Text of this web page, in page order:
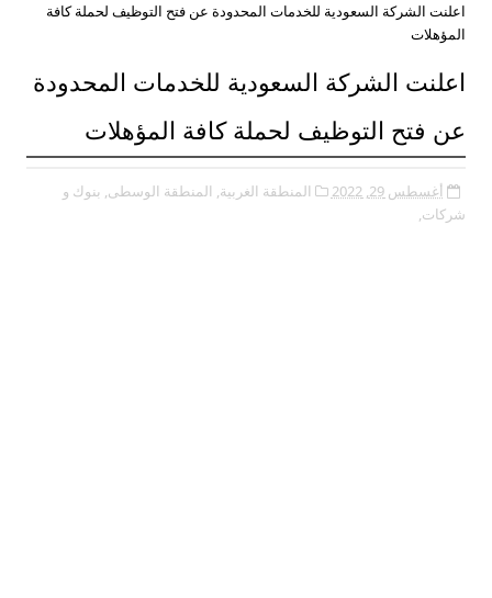
اعلنت الشركة السعودية للخدمات المحدودة عن فتح التوظيف لحملة كافة
المؤهلات
اعلنت الشركة السعودية للخدمات المحدودة
عن فتح التوظيف لحملة كافة المؤهلات
أغسطس 29, 2022 المنطقة الغربية, المنطقة الوسطى, بنوك و
شركات,